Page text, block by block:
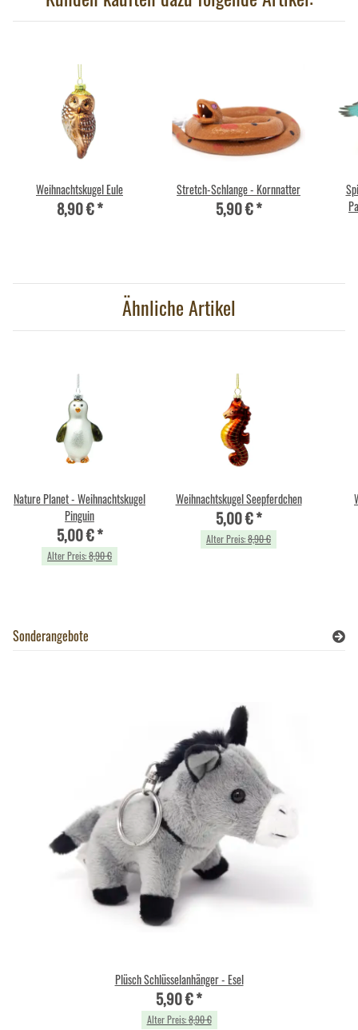
Weihnachtskugel Eule
8,90 €*
Stretch-Schlange - Kornnatter
5,90 €*
Ähnliche Artikel
Nature Planet - Weihnachtskugel
Pinguin
5,00 €*
Alter Preis:8,90 €
Weihnachtskugel Seepferdchen
5,00 €*
Alter Preis:8,90 €
Sonderangebote
Plüsch Schlüsselanhänger - Esel
5,90 €*
Alter Preis:8,90 €